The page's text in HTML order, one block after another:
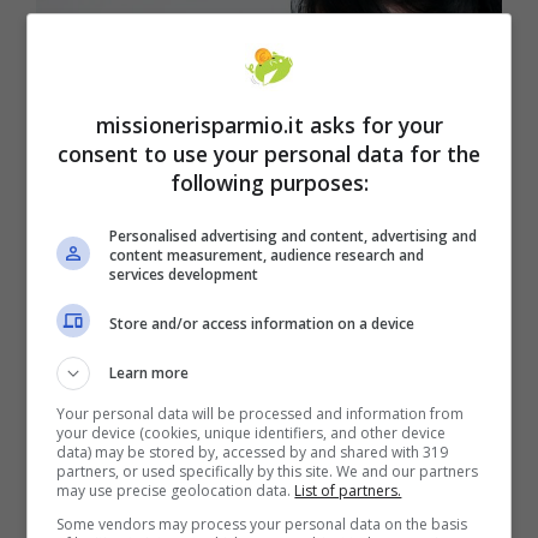
Missionerisparmio.it
Con la legge di Bilancio 2023 ogni persona
non avrà più diritto a massimo 600 euro per
lo psicologo.L’importo del bonus è stato
alzato a massimo 1500 euro a persona.
missionerisparmio.it asks for your
consent to use your personal data for the
following purposes:
Personalised advertising and content, advertising and
content measurement, audience research and
services development
Store and/or access information on a device
Learn more
Your personal data will be processed and information from
your device (cookies, unique identifiers, and other device
data) may be stored by, accessed by and shared with 319
partners, or used specifically by this site. We and our partners
may use precise geolocation data. List of partners.
Some vendors may process your personal data on the basis